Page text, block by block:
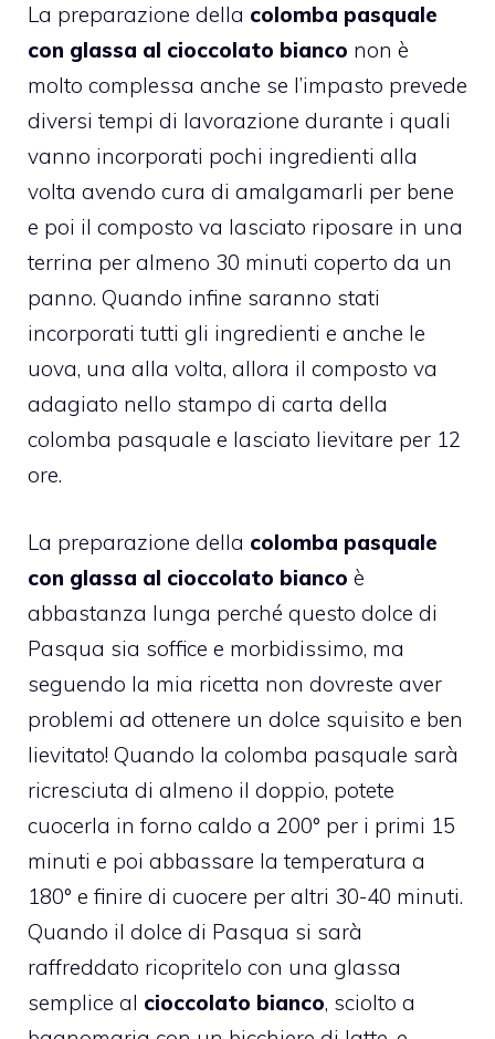
La preparazione della colomba pasquale
con glassa al cioccolato bianco non è
molto complessa anche se l’impasto prevede
diversi tempi di lavorazione durante i quali
vanno incorporati pochi ingredienti alla
volta avendo cura di amalgamarli per bene
e poi il composto va lasciato riposare in una
terrina per almeno 30 minuti coperto da un
panno. Quando infine saranno stati
incorporati tutti gli ingredienti e anche le
uova, una alla volta, allora il composto va
adagiato nello stampo di carta della
colomba pasquale e lasciato lievitare per 12
ore.
La preparazione della colomba pasquale
con glassa al cioccolato bianco è
abbastanza lunga perché questo dolce di
Pasqua sia soffice e morbidissimo, ma
seguendo la mia ricetta non dovreste aver
problemi ad ottenere un dolce squisito e ben
lievitato! Quando la colomba pasquale sarà
ricresciuta di almeno il doppio, potete
cuocerla in forno caldo a 200° per i primi 15
minuti e poi abbassare la temperatura a
180° e finire di cuocere per altri 30-40 minuti.
Quando il dolce di Pasqua si sarà
raffreddato ricopritelo con una glassa
semplice al cioccolato bianco, sciolto a